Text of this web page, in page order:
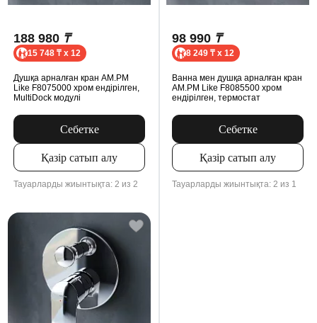
188 980 ₸
15 748 ₸ x 12
Душқа арналған кран AM.PM
Like F8075000 хром ендірілген,
MultiDock модулі
Себетке
Қазір сатып алу
Тауарларды жиынтықта: 2 из 2
98 990 ₸
8 249 ₸ x 12
Ванна мен душқа арналған кран
AM.PM Like F8085500 хром
ендірілген, термостат
Себетке
Қазір сатып алу
Тауарларды жиынтықта: 2 из 1